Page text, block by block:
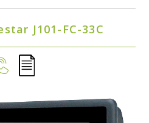
J101-FC-33C